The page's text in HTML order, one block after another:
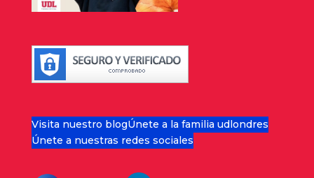
Visita nuestro blogÚnete a la familia udlondres
Únete a nuestras redes sociales